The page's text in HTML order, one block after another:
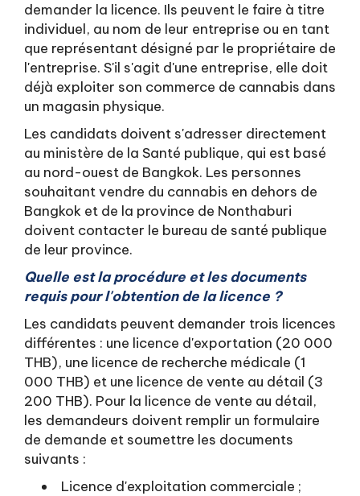
demander la licence. Ils peuvent le faire à titre
individuel, au nom de leur entreprise ou en tant
que représentant désigné par le propriétaire de
l'entreprise. S'il s'agit d'une entreprise, elle doit
déjà exploiter son commerce de cannabis dans
un magasin physique.
Les candidats doivent s'adresser directement
au ministère de la Santé publique, qui est basé
au nord-ouest de Bangkok. Les personnes
souhaitant vendre du cannabis en dehors de
Bangkok et de la province de Nonthaburi
doivent contacter le bureau de santé publique
de leur province.
Quelle est la procédure et les documents
requis pour l'obtention de la licence ?
Les candidats peuvent demander trois licences
différentes : une licence d'exportation (20 000
THB), une licence de recherche médicale (1
000 THB) et une licence de vente au détail (3
200 THB). Pour la licence de vente au détail,
les demandeurs doivent remplir un formulaire
de demande et soumettre les documents
suivants :
Licence d'exploitation commerciale ;